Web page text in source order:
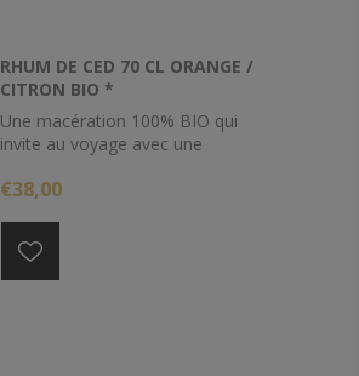
RHUM DE CED 70 CL ORANGE /
CITRON BIO *
Une macération 100% BIO qui
invite au voyage avec une
et de citrons cueillis à la main au
la Biosphère (Label UNESCO).
€38,00